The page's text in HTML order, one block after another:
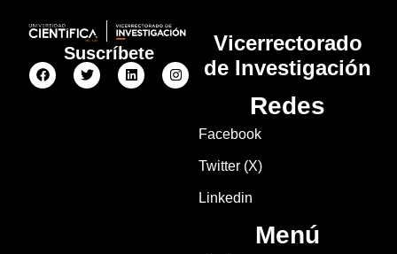
Suscríbete
Vicerrectorado
de Investigación
Redes
Facebook
Twitter (X)
Linkedin
Menú